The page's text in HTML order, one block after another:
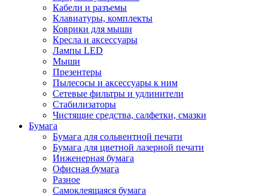
Кабели и разъемы
Клавиатуры, комплекты
Коврики для мыши
Кресла и аксессуары
Лампы LED
Мыши
Презентеры
Пылесосы и аксессуары к ним
Сетевые фильтры и удлинители
Стабилизаторы
Чистящие средства, салфетки, смазки
Бумага
Бумага для сольвентной печати
Бумага для цветной лазерной печати
Инженерная бумага
Офисная бумага
Разное
Самоклеящаяся бумага